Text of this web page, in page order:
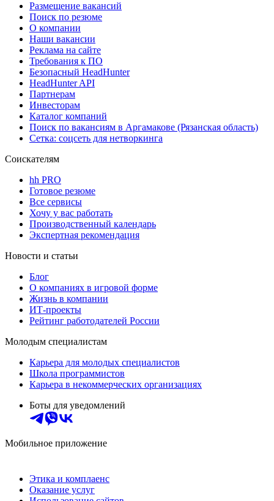
Размещение вакансий
Поиск по резюме
О компании
Наши вакансии
Реклама на сайте
Требования к ПО
Безопасный HeadHunter
HeadHunter API
Партнерам
Инвесторам
Каталог компаний
Поиск по вакансиям в Аргамакове (Рязанская область)
Сетка: соцсеть для нетворкинга
Соискателям
hh PRO
Готовое резюме
Все сервисы
Хочу у вас работать
Производственный календарь
Экспертная рекомендация
Новости и статьи
Блог
О компаниях в игровой форме
Жизнь в компании
ИТ-проекты
Рейтинг работодателей России
Молодым специалистам
Карьера для молодых специалистов
Школа программистов
Карьера в некоммерческих организациях
Боты для уведомлений
Мобильное приложение
Этика и комплаенс
Оказание услуг